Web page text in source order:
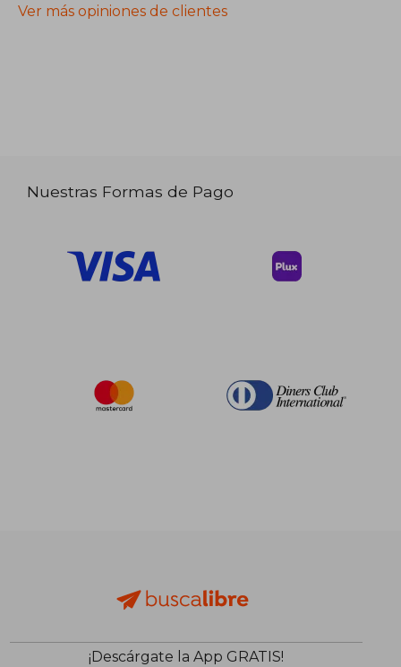
Ver más opiniones de clientes
Nuestras Formas de Pago
¡Descárgate la App GRATIS!